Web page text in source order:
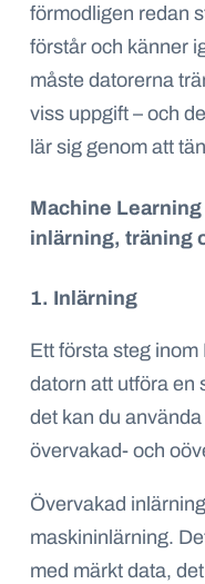
förmodligen redan
förstår och känner
måste datorerna
viss uppgift – och
lär sig genom att
Machine
inlärning, träning
1. Inlärning
Ett första steg
datorn att utföra en
det kan du
övervakad- och
Övervakad
maskininlärning.
med märkt data,